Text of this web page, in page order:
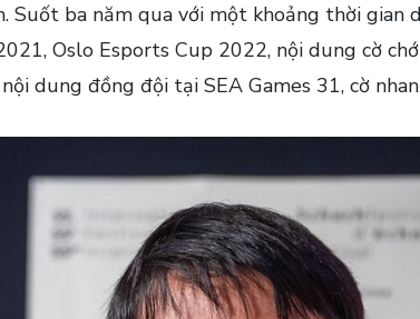
Suốt ba năm qua với một khoảng thời gian
Oslo Esports Cup 2022, nội dung cờ
dung đồng đội tại SEA Games 31, cờ